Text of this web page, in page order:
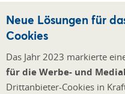
Neue Lösungen für
Cookies
Das Jahr 2023 markierte
für die Werbe- und
Drittanbieter-Cookies in